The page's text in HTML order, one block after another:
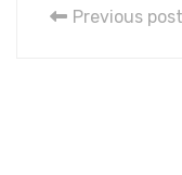
Previous post